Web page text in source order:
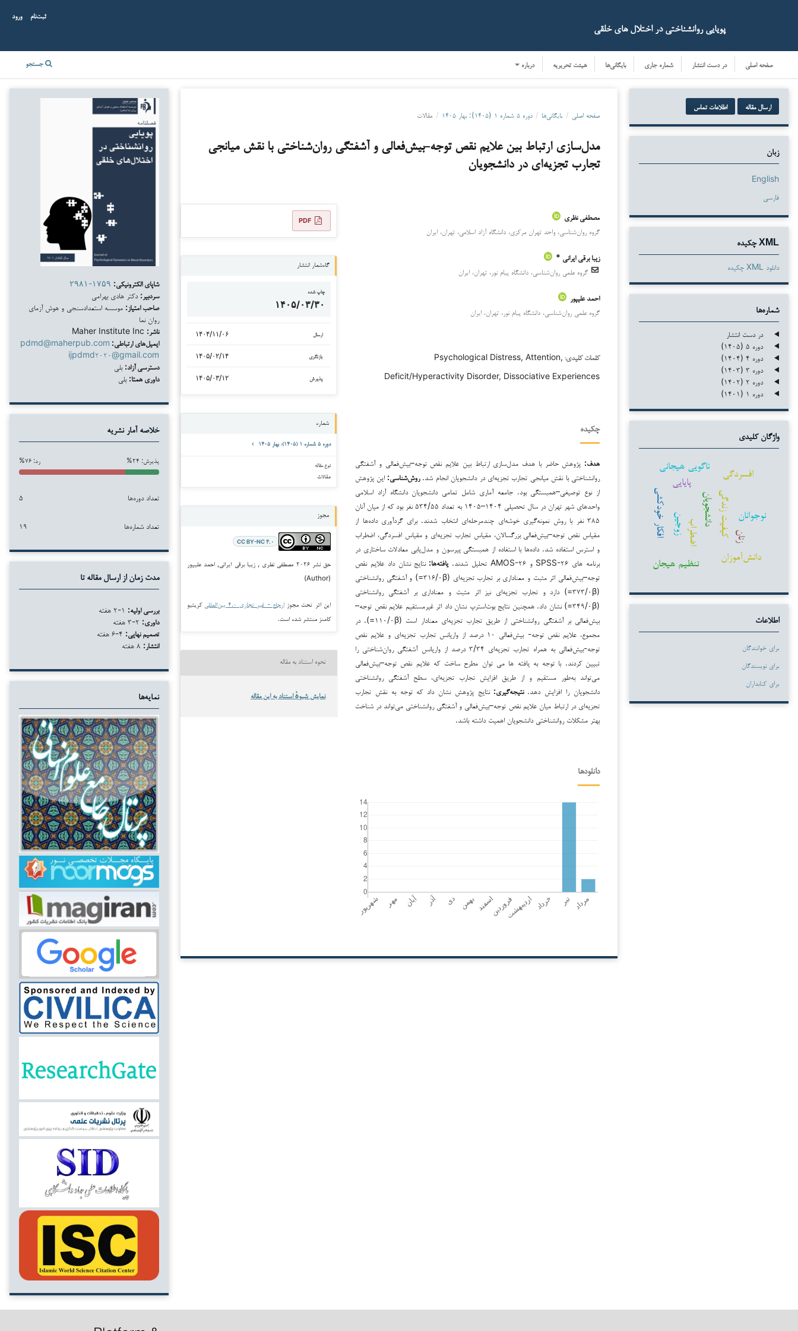
پویایی روانشناختی در اختلال های خلقی
صفحه اصلی در دست انتشار شماره جاری بایگانی‌ها هیئت تحریریه درباره جستجو
ثبت‌نام ورود
ارسال مقاله اطلاعات تماس
زبان
English
فارسی
XML چکیده
دانلود XML چکیده
شماره‌ها
در دست انتشار
دوره ۵ (۱۴۰۵)
دوره ۴ (۱۴۰۴)
دوره ۳ (۱۴۰۳)
دوره ۲ (۱۴۰۲)
دوره ۱ (۱۴۰۱)
واژگان کلیدی
اضطراب
دانشجویانکیفیت زندگی نوجوانان
افسردگی
دانش‌آموزان
زنان
تنظیم هیجان
ناگویی هیجانی
زوجین افکار خودکشی
پایایی
اطلاعات
برای خوانندگان
برای نویسندگان
برای کتابداران
صفحه اصلی / بایگانی‌ها / دوره ۵ شماره ۱ (۱۴۰۵): بهار ۱۴۰۵ / مقالات
مدل‌سازی ارتباط بین علایم نقص توجه-بیش‌‏فعالی و آشفتگی روان‏‌شناختی با نقش میانجی
تجارب تجزیه‏‌ای در دانشجویان
مصطفی نظری
گروه روان‌شناسی، واحد تهران مرکزی، دانشگاه آزاد اسلامی، تهران، ایران
زیبا برقی ایرانی *
گروه علمی روان‌شناسی، دانشگاه پیام نور، تهران، ایران
احمد علیپور
گروه علمی روان‌شناسی، دانشگاه پیام نور، تهران، ایران
کلمات کلیدی: Psychological Distress, Attention,
Deficit/Hyperactivity Disorder, Dissociative Experiences
چکیده
هدف: پژوهش حاضر با هدف مدل‌سازی ارتباط بین علایم نقص توجه–بیش‌فعالی و آشفتگی
روان‏شناختی با نقش میانجی تجارب تجزیه‌ای در دانشجویان انجام شد.روش‌شناسی: این پژوهش
از نوع توصیفی–همبستگی بود. جامعه آماری شامل تمامی دانشجویان دانشگاه آزاد اسلامی
واحدهای شهر تهران در سال تحصیلی ۱۴۰۴–۱۴۰۵ به تعداد ۵۳۴/۵۵ نفر بود که از میان آنان
۳۸۵ نفر با روش نمونه‌گیری خوشه‌ای چندمرحله‌ای انتخاب شدند. برای گردآوری داده‌ها از
مقیاس نقص توجه–بیش‌فعالی بزرگسالان، مقیاس تجارب تجزیه‌ای و مقیاس افسردگی، اضطراب
و استرس استفاده شد. داده‌ها با استفاده از همبستگی پیرسون و مدل‌یابی معادلات ساختاری در
برنامه های SPSS-۲۶ و AMOS-۲۶ تحلیل شدند.
یافته‌ها: نتایج نشان داد علایم نقص
توجه–بیش‌فعالی اثر مثبت و معناداری بر تجارب تجزیه‌ای (۳۱۶/۰β=) و آشفتگی روان‏شناختی
(۳۷۳/۰β=) دارد و تجارب تجزیه‌ای نیز اثر مثبت و معناداری بر آشفتگی روان‏شناختی
(۳۴۹/۰β=) نشان داد. همچنین نتایج بوت‌استرپ نشان داد اثر غیرمستقیم علایم نقص توجه–
بیش‌فعالی بر آشفتگی روان‏شناختی از طریق تجارب تجزیه‌ای معنادار است (۱۱۰/۰β=). در
مجموع، علایم نقص توجه- بیش‌فعالی ۱۰ درصد از واریانس تجارب تجزیه‌ای و علایم نقص
توجه-بیش‌فعالی به همراه تجارب تجزیه‌ای ۳/۳۴ درصد از واریانس آشفتگی روان‌شناختی را
تبیین کردند. با توجه به یافته ها می توان مطرح ساخت که علایم نقص توجه–بیش‌فعالی
می‌تواند به‌طور مستقیم و از طریق افزایش تجارب تجزیه‌ای، سطح آشفتگی روان‏شناختی
دانشجویان را افزایش دهد.نتیجه‌گیری: نتایج پژوهش نشان داد که توجه به نقش تجارب
تجزیه‌ای در ارتباط میان علایم نقص توجه–بیش‌فعالی و آشفتگی روان‏شناختی می‌تواند در شناخت
بهتر مشکلات روان‏شناختی دانشجویان اهمیت داشته باشد.
دانلودها
دانلودها PDF
گاه‌شمار انتشار
چاپ شده
۱۴۰۵/۰۳/۳۰
ارسال ۱۴۰۴/۱۱/۰۶
بازنگری ۱۴۰۵/۰۲/۱۴
پذیرش ۱۴۰۵/۰۳/۱۲
شماره
دوره ۵ شماره ۱ (۱۴۰۵): بهار ۱۴۰۵
نوع مقاله
مقالات
مجوز
CC BY-NC ۴.۰
حق نشر ۲۰۲۶ مصطفی نظری , زیبا برقی ایرانی, احمد علیپور
(Author)
این اثر تحت مجوزارجاع - غیر تجاری ۴.۰ بین‌المللی
کریتیو
کامنز منتشر شده است.
نحوه استناد به مقاله
نمایش شیوهٔ استناد به این مقاله
شاپای الکترونیکی: ۲۹۸۱-۱۷۵۹
سردبیر: دکتر هادی بهرامی
صاحب امتیاز: موسسه استعدادسنجی و هوش آزمای
روان نما
ناشر:
ایمیل‌های ارتباطی: pdmd@maherpub.com
ijpdmd۲۰۲۰@gmail.com
دسترسی آزاد: بلی
داوری همتا: بلی
خلاصه آمار نشریه
پذیرش: ۲۴% رد: ۷۶%
تعداد دوره‌ها ۵
تعداد شماره‌ها ۱۹
مدت زمان از ارسال مقاله تا
بررسی اولیه:
داوری:
تصمیم نهایی:
انتشار:
نمایه‌ها